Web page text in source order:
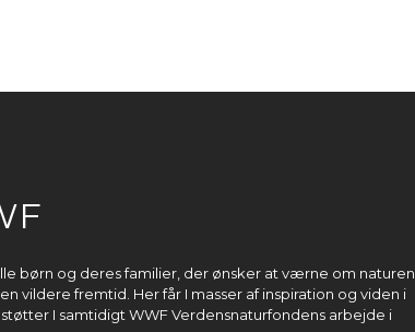
børn og deres familier, der ønsker at værne om naturen
vildere fremtid. Her får I masser af inspiration og viden i
I samtidigt WWF Verdensnaturfondens arbejde i